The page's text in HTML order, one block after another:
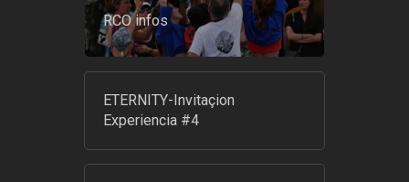
RCO infos
ETERNITY-Invitaçion
Experiencia #4